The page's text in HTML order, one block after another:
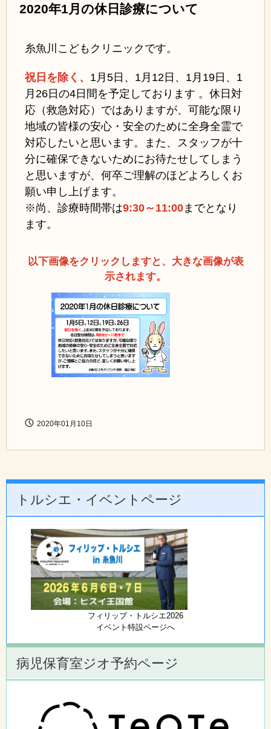
2020年1月の休日診療について
糸魚川こどもクリニックです。
祝日を除く、 1月5日、1月12日、1月19日、1
月26日の4日間を予定しております 。休日対
応（救急対応）ではありますが、可能な限り
地域の皆様の安心・安全のために全身全霊で
対応したいと思います。また、スタッフが十
分に確保できないためにお待たせしてしまう
と思いますが、何卒ご理解のほどよろしくお
願い申し上げます。
※尚、診療時間帯は9:30～11:00までとなり
ます。
以下画像をクリックしますと、大きな画像が表
示されます。
2020年01月10日
トルシエ・イベントページ
フィリップ・トルシエ2026
イベント特設ページへ
病児保育室ジオ予約ページ